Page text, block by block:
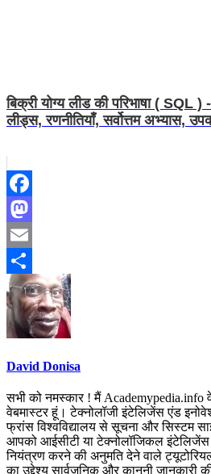
बिक्री योग्य लीड की परिभाषा ( SQL
लीड्स, रणनीतियाँ, सर्वोत्तम अभ्यास,
Facebook
Mastodon
Email
Share
David Donisa
सभी को नमस्कार ! मैं Academypedia.info
वेबमास्टर हूं। टेक्नोलॉजी इंटेलिजेंस एंड
फ्रांस विश्वविद्यालय से सूचना और सिस्टम
आपको आईसीटी या टेक्नोलॉजिकल
नियंत्रण करने की अनुमति देने वाले
का उद्देश्य सार्वजनिक और कानूनी जानकारी